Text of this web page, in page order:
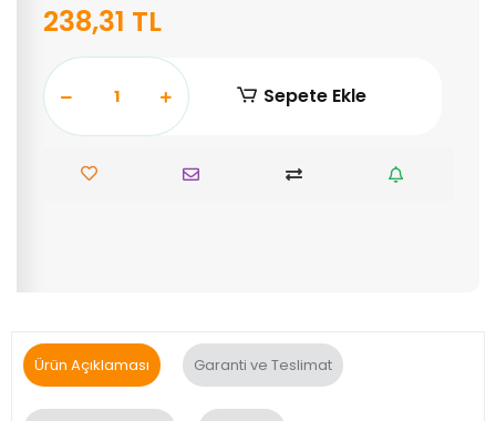
238,31 TL
Sepete Ekle
Ürün Açıklaması Garanti ve Teslimat